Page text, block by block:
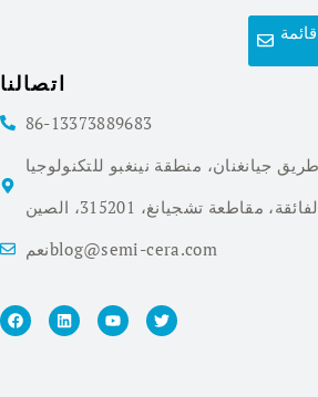
اتصالنا
86-13373889683
رقم 1958 طريق جيانغنان، منطقة نينغبو للتكنولوجيا
مقاطعة تشجيانغ، 315201، الصين
نعمblog@semi-cera.com